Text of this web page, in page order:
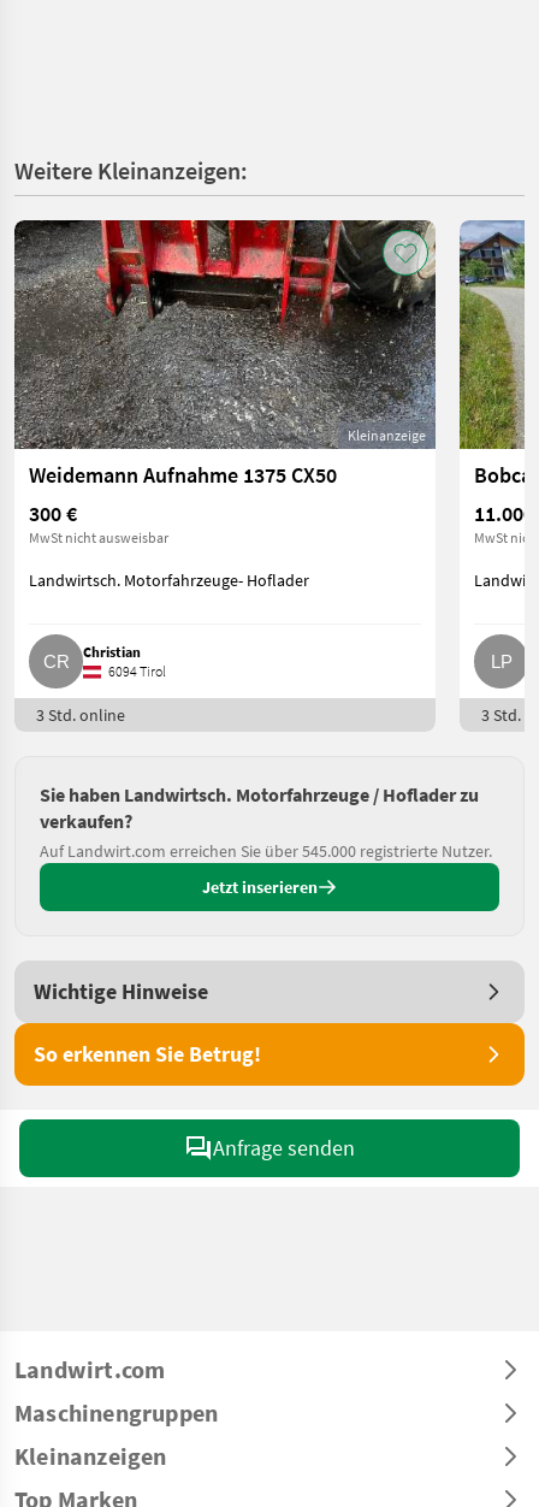
Weitere Kleinanzeigen:
Kleinanzeige
Weidemann Aufnahme 1375 CX50
300 €
MwSt nicht ausweisbar
Landwirtsch. Motorfahrzeuge- Hoflader
Christian
6094 Tirol
3 Std. online
11.000
MwSt
3 Std.
Sie haben Landwirtsch. Motorfahrzeuge / Hoflader zu
verkaufen?
Auf Landwirt.com erreichen Sie über 545.000 registrierte Nutzer.
Jetzt inserieren
Wichtige Hinweise
So erkennen Sie Betrug!
Anfrage senden
Landwirt.com
Maschinengruppen
Kleinanzeigen
Top Marken